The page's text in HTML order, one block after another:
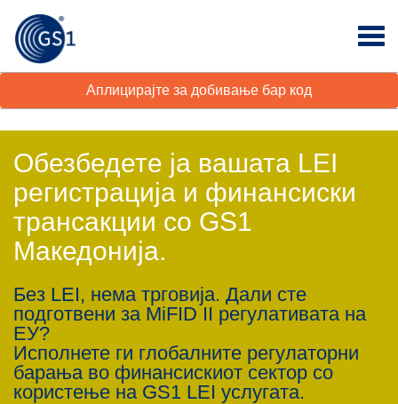
Аплицирајте за добивање бар код
Обезбедете ја вашата LEI
регистрација и финансиски
трансакции со GS1
Македонија.
Без LEI, нема трговија. Дали сте
подготвени за MiFID II регулативата на
ЕУ?
Исполнете ги глобалните регулаторни
барања во финансискиот сектор со
користење на GS1 LEI услугата.